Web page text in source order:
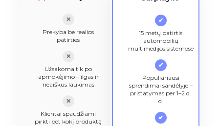
✕
Prekyba be realios
patirties
✕
Užsakoma tik po
apmokėjimo – ilgas ir
neaiškus laukimas
✕
Klientai spaudžiami
pirkti bet kokį produktą
✔
15 metų patirtis
automobilių
multimedijos sistemose
✔
Populiariausi
sprendimai sandėlyje –
pristatymas per 1–2 d.
d.
✔